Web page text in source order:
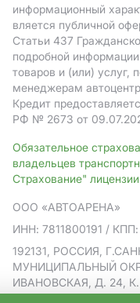
информационный
вляется публичной
Статьи 437
подробной
товаров и (или) услуг,
менеджерам
Кредит
РФ № 2673 от
Обязательное
владельцев
Страхование"
ООО «АВТОАРЕНА»
ИНН: 7811800191 / КПП:
192131, РОССИЯ,
МУНИЦИПАЛЬНЫЙ
ИВАНОВСКАЯ, Д. 24,